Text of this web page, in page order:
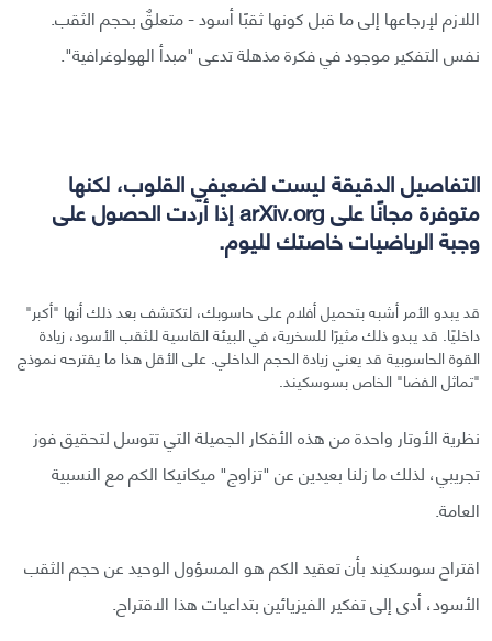
اللازم لإرجاعها إلى ما قبل كونها ثقبًا أسود - متعلقٌ بحجم الثقب.
نفس التفكير موجود في فكرة مذهلة تدعى "مبدأ الهولوغرافية".
التفاصيل الدقيقة ليست لضعيفي القلوب، لكنها
متوفرة مجانًا على arXiv.org إذا أردت الحصول على
وجبة الرياضيات خاصتك لليوم.
قد يبدو الأمر أشبه بتحميل أفلام على حاسوبك، لتكتشف بعد ذلك أنها "أكبر"
داخليًا. قد يبدو ذلك مثيرًا للسخرية، في البيئة القاسية للثقب الأسود، زيادة
القوة الحاسوبية قد يعني زيادة الحجم الداخلي. على الأقل هذا ما يقترحه نموذج
"تماثل الفضا" الخاص بسوسكيند.
نظرية الأوتار واحدة من هذه الأفكار الجميلة التي تتوسل لتحقيق فوز
تجريبي، لذلك ما زلنا بعيدين عن "تزاوج" ميكانيكا الكم مع النسبية
العامة.
اقتراح سوسكيند بأن تعقيد الكم هو المسؤول الوحيد عن حجم الثقب
الأسود، أدى إلى تفكير الفيزيائين بتداعيات هذا الاقتراح.